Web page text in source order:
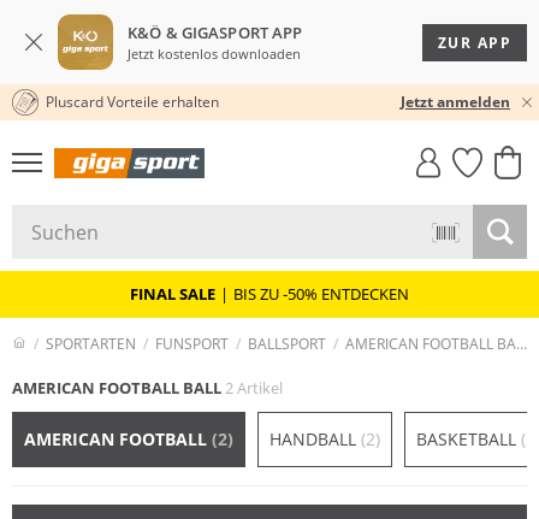
K&Ö & GIGASPORT APP
Jetzt kostenlos downloaden
ZUR APP
30 TAGE RÜCKGABERECHT
Pluscard Vorteile erhalten Jetzt anmelden
GIGASTYLE
FAHRRAD­
MUST-HAVE
FINAL SALE | BIS ZU -50% ENTDECKEN
SPORTARTEN FUNSPORT BALLSPORT AMERICAN FOOTBALL BALL
AMERICAN FOOTBALL BALL2 Artikel
AMERICAN FOOTBALL (2) HANDBALL (2) BASKETBALL